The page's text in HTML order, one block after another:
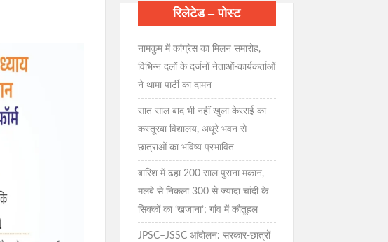
रिलेटेड – पोस्ट
नामकुम में कांग्रेस का मिलन समारोह,
विभिन्न दलों के दर्जनों नेताओं-कार्यकर्ताओं
ने थामा पार्टी का दामन
सात साल बाद भी नहीं खुला केरसई का
कस्तूरबा विद्यालय, अधूरे भवन से
छात्राओं का भविष्य प्रभावित
बारिश में ढहा 200 साल पुराना मकान,
मलबे से निकला 300 से ज्यादा चांदी के
सिक्कों का ‘खजाना’; गांव में कौतूहल
JPSC–JSSC आंदोलन: सरकार-छात्रों